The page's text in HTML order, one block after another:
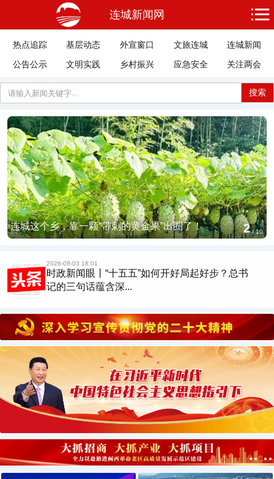
连城新闻网
热点追踪 基层动态 外宣窗口 文旅连城
连城新闻
公告公示
文明实践 乡村振兴 应急安全 关注两会
搜索
3/10
连城：“冠豸山风・微醺一夏”暑期啤酒音乐节火热启幕
2026-08-07 22:07
习近平总书记关切事｜厚植营商沃土推动东北全
面振兴
2026-08-04 10:17
习近平总书记今年以来治国理政纪实丨坚定不移
推动高质量发展 努...
2026-08-03 18:02
总书记的人民情怀｜“坚持高质量发展要成为领导
2026-08-03 18:01
时政新闻眼丨“十五五”如何开好局起好步？总书
记的三句话蕴含深...
2026-08-07 22:07
习近平总书记关切事｜厚植营商沃土推动东北全
面振兴